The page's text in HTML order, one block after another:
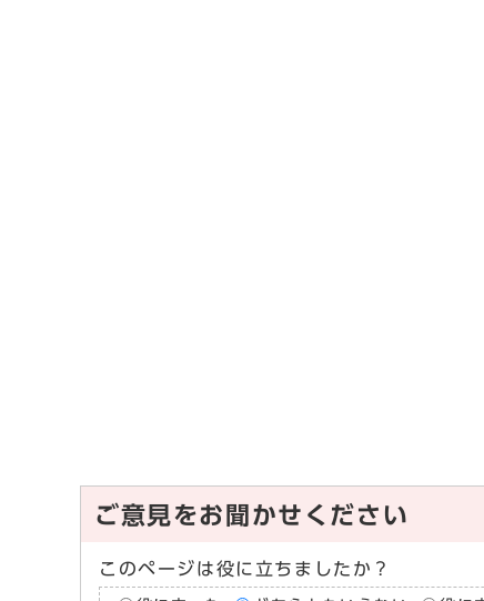
ご意見をお聞かせください
このページは役に立ちましたか？